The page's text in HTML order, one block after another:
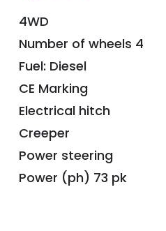
4WD
Number of wheels 4
Fuel: Diesel
CE Marking
Electrical hitch
Creeper
Power steering
Power (ph) 73 pk